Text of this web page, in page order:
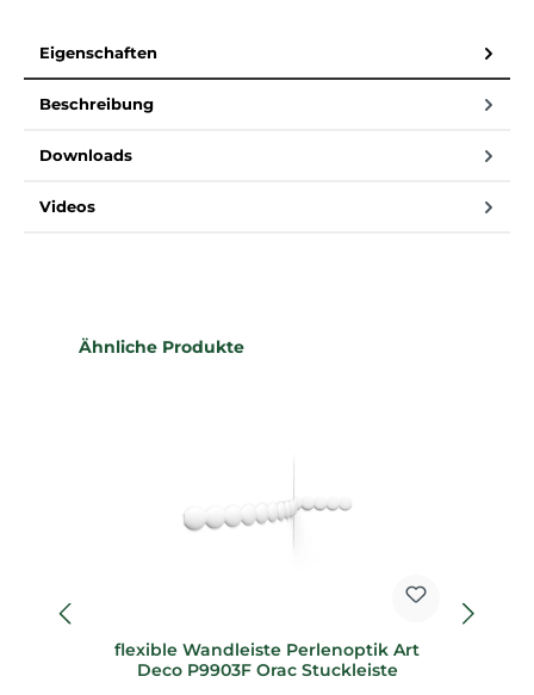
Eigenschaften
Beschreibung
Downloads
Videos
Produktgalerie überspringen
Ähnliche Produkte
flexible Wandleiste Perlenoptik Art
Deco P9903F Orac Stuckleiste